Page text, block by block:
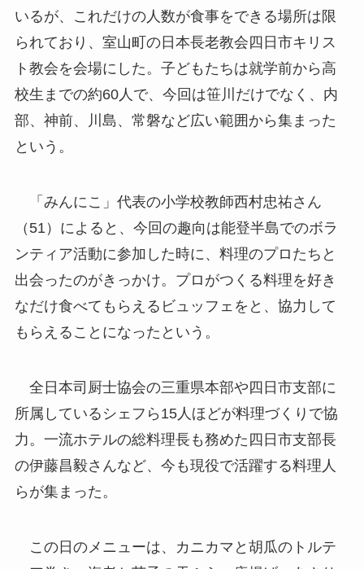
いるが、これだけの人数が食事をできる場所は限
られており、室山町の日本長老教会四日市キリス
ト教会を会場にした。子どもたちは就学前から高
校生までの約60人で、今回は笹川だけでなく、内
部、神前、川島、常磐など広い範囲から集まった
という。
「みんにこ」代表の小学校教師西村忠祐さん
（51）によると、今回の趣向は能登半島でのボラ
ンティア活動に参加した時に、料理のプロたちと
出会ったのがきっかけ。プロがつくる料理を好き
なだけ食べてもらえるビュッフェをと、協力して
もらえることになったという。
全日本司厨士協会の三重県本部や四日市支部に
所属しているシェフら15人ほどが料理づくりで協
力。一流ホテルの総料理長も務めた四日市支部長
の伊藤昌毅さんなど、今も現役で活躍する料理人
らが集まった。
この日のメニューは、カニカマと胡瓜のトルテ